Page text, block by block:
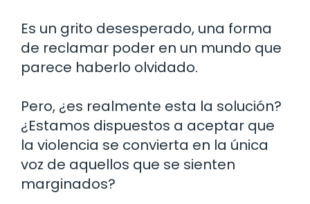
Es un grito desesperado, una forma
de reclamar poder en un mundo que
parece haberlo olvidado.
Pero, ¿es realmente esta la solución?
¿Estamos dispuestos a aceptar que
la violencia se convierta en la única
voz de aquellos que se sienten
marginados?